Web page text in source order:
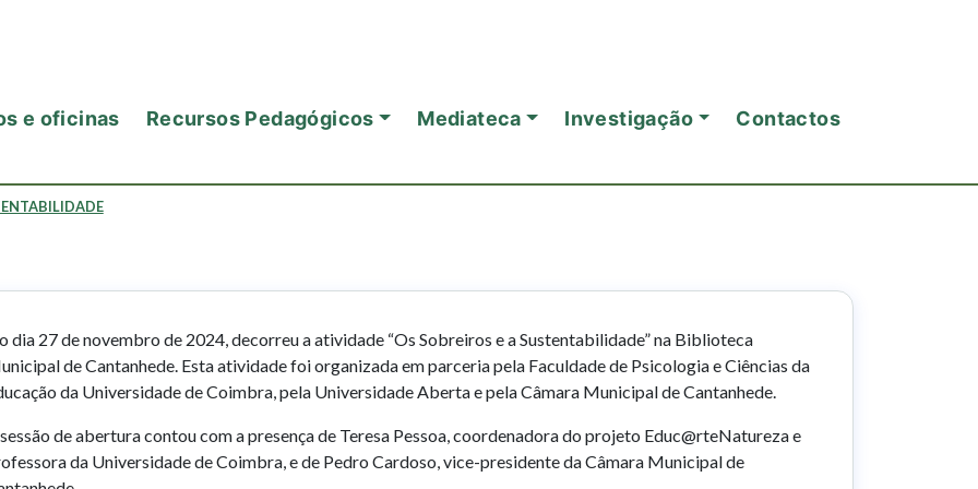
e oficinas Recursos Pedagógicos Mediateca Investigação Contactos
dia 27 de novembro de 2024, decorreu a atividade “Os Sobreiros e a Sustentabilidade” na Biblioteca
de Cantanhede. Esta atividade foi organizada em parceria pela Faculdade de Psicologia e Ciências da
da Universidade de Coimbra, pela Universidade Aberta e pela Câmara Municipal de Cantanhede.
de abertura contou com a presença de Teresa Pessoa, coordenadora do projeto Educ@rteNatureza e
da Universidade de Coimbra, e de Pedro Cardoso, vice-presidente da Câmara Municipal de